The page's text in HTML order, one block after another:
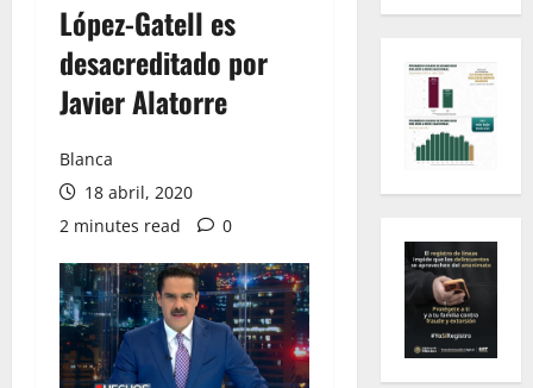
López-Gatell es
desacreditado por
Javier Alatorre
Blanca
18 abril, 2020
2 minutes read
0